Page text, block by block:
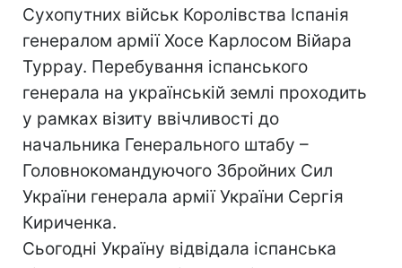
Сухопутних військ Королівства Іспанія
генералом армії Хосе Карлосом Війара
Туррау. Перебування іспанського
генерала на українській землі проходить
у рамках візиту ввічливості до
начальника Генерального штабу –
Головнокомандуючого Збройних Сил
України генерала армії України Сергія
Кириченка.
Сьогодні Україну відвідала іспанська